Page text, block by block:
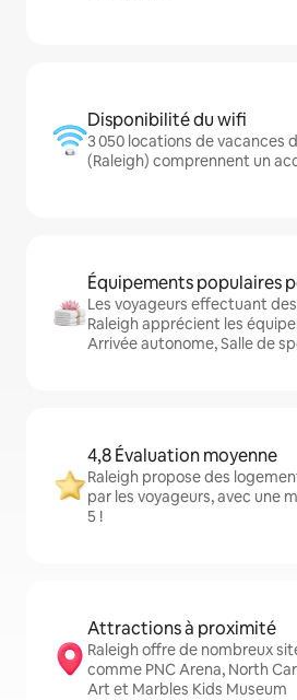
Disponibilité du wifi
3 050 locations de vacances
(Raleigh) comprennent un
Équipements populaires
Les voyageurs effectuant
Raleigh apprécient les
Arrivée autonome, Salle de
4,8 Évaluation moyenne
Raleigh propose des
par les voyageurs, avec une
5 !
Attractions à proximité
Raleigh offre de nombreux
comme PNC Arena, North
Art et Marbles Kids Museum